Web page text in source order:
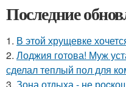
Последние
1. В этой хрущевке
2. Лоджия готова! Муж
сделал теплый пол для
3. Зона отдыха - не